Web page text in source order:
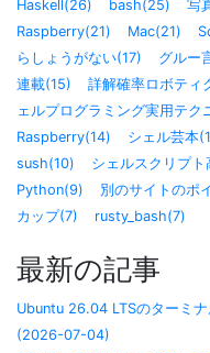
Haskell(26)
bash(25) 写
Raspberry(21)
Mac(21)
らしょうがない(17)
グルー
連載(15)
詳解確率ロボティ
ェルプログラミング実用テク
Raspberry(14)
シェル芸本
sush(10)
シェルスクリプ
Python(9)
別のサイトのポ
カップ(7)
rusty_bash(7)
最新の記事
Ubuntu 26.04 LTSのターミ
(2026-07-04)